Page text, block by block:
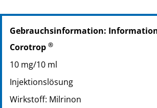
PZN: 04809632
PPN: 110480963273
NTIN: 04150048096322
Gebrauchsinformation:
Corotrop ®
10 mg/10 ml
Injektionslösung
Wirkstoff: Milrinon